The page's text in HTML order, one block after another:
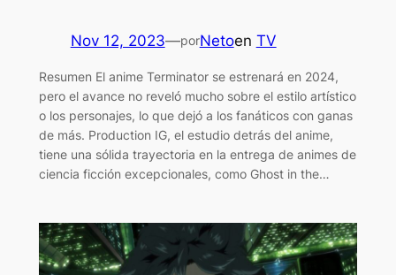
Nov 12, 2023—porNetoen TV
Resumen El anime Terminator se estrenará en 2024,
pero el avance no reveló mucho sobre el estilo artístico
o los personajes, lo que dejó a los fanáticos con ganas
de más. Production IG, el estudio detrás del anime,
tiene una sólida trayectoria en la entrega de animes de
ciencia ficción excepcionales, como Ghost in the…